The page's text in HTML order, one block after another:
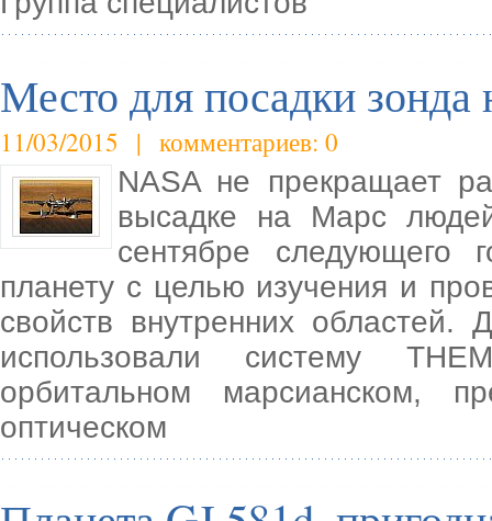
Место для посадки
11/03/2015 | комментариев: 0
NASA не прекращает
высадке на Марс
сентябре следующего
планету с целью изучения и
свойств внутренних
использовали систему
орбитальном марсианском,
оптическом